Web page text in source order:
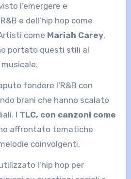
l’emergere e
e dell’hip hop come
come Mariah Carey,
portato questi stili al
fondere l’R&B con
brani che hanno scalato
I TLC, con canzoni come
affrontato tematiche
coinvolgenti.
l’hip hop per